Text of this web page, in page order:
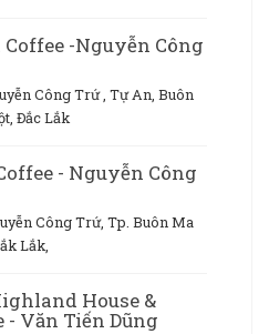
-Nguyễn Công
Công Trứ , Tự An, Buôn
Đắc Lắk
- Nguyễn Công
Công Trứ, Tp. Buôn Ma
Lắk,
House &
- Văn Tiến Dũng